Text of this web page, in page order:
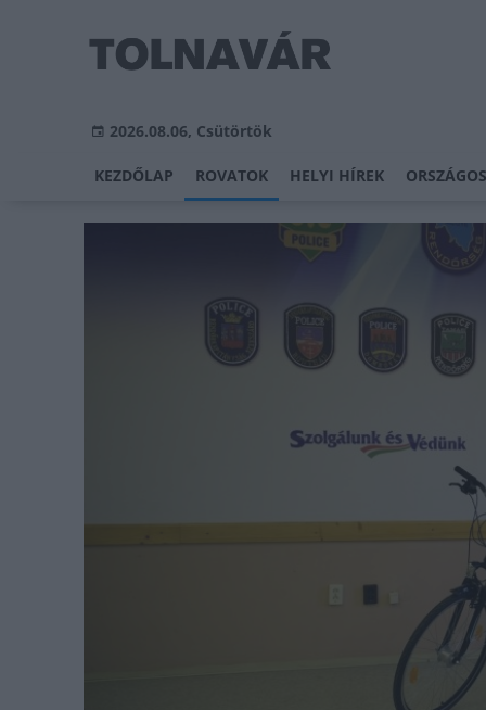
2026.08.06, Csütörtök
KEZDŐLAP ROVATOK HELYI HÍREK